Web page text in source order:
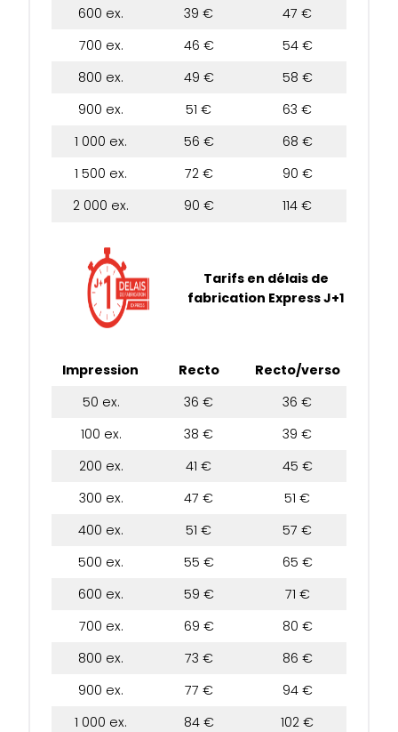
600 ex.
39 €
47 €
700 ex.
46 €
54 €
800 ex.
49 €
58 €
900 ex.
51 €
63 €
1 000 ex.
56 €
68 €
1 500 ex.
72 €
90 €
2 000 ex.
90 € 114 €
Tarifs en délais de
fabrication Express J+1
Impression Recto
Recto/verso
50 ex.
36 €
36 €
100 ex.
38 €
39 €
200 ex.
41 €
45 €
300 ex.
47 €
51 €
400 ex.
51 €
57 €
500 ex.
55 €
65 €
600 ex.
59 €
71 €
700 ex.
69 €
80 €
800 ex.
73 €
86 €
900 ex.
77 €
94 €
1 000 ex.
84 €
102 €